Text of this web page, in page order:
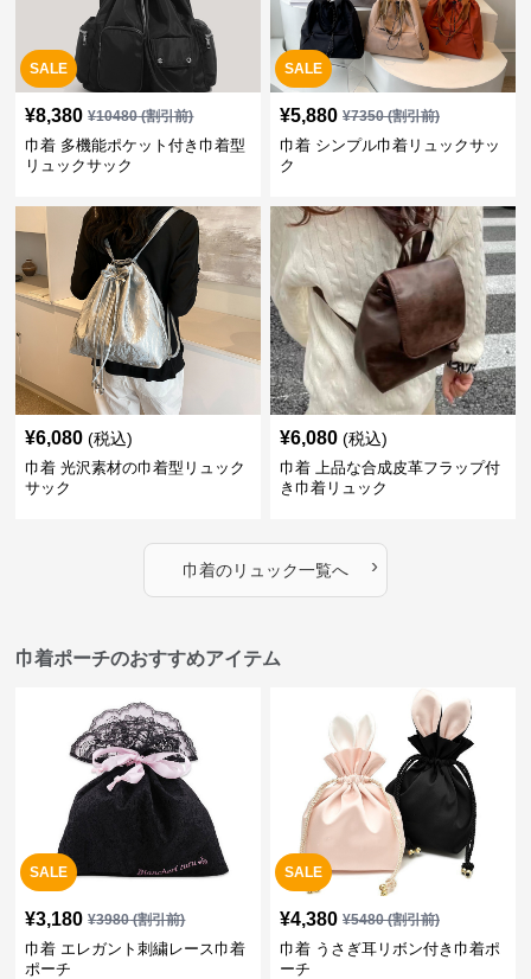
SALE
¥8,380 ¥10480(割引前)
巾着 多機能ポケット付き巾着型
リュックサック
SALE
¥5,880 ¥7350(割引前)
巾着 シンプル巾着リュックサッ
ク
¥6,080 (税込)
巾着 光沢素材の巾着型リュック
サック
¥6,080 (税込)
巾着 上品な合成皮革フラップ付
き巾着リュック
巾着のリュック一覧へ ›
巾着ポーチのおすすめアイテム
SALE
¥3,180 ¥3980(割引前)
巾着 エレガント刺繍レース巾着
ポーチ
SALE
¥4,380 ¥5480(割引前)
巾着 うさぎ耳リボン付き巾着ポ
ーチ